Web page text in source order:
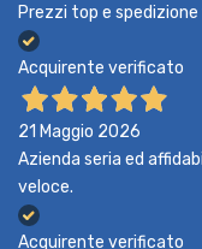
Prezzi top e
Acquirente verificato
21 Maggio 2026
Azienda seria ed
veloce.
Acquirente verificato